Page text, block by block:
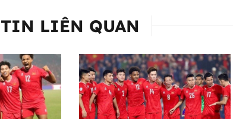
TIN LIÊN QUAN